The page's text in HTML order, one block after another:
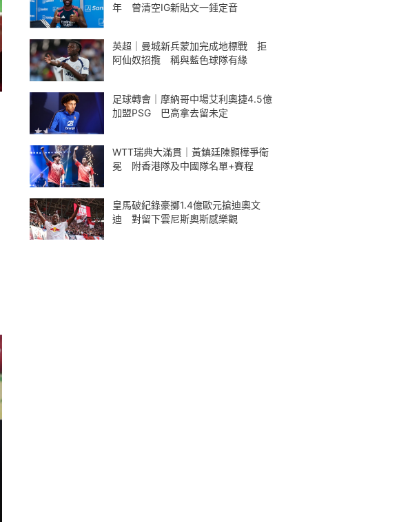
年 曾清空IG新貼文一錘定音
英超｜曼城新兵蒙加完成地標戰 拒
阿仙奴招攬 稱與藍色球隊有緣
足球轉會｜摩納哥中場艾利奧捷4.5億
加盟PSG 巴高拿去留未定
WTT瑞典大滿貫｜黃鎮廷陳顥樺爭衛
冕 附香港隊及中國隊名單+賽程
皇馬破紀錄豪擲1.4億歐元搶迪奧文
迪 對留下雲尼斯奧斯感樂觀